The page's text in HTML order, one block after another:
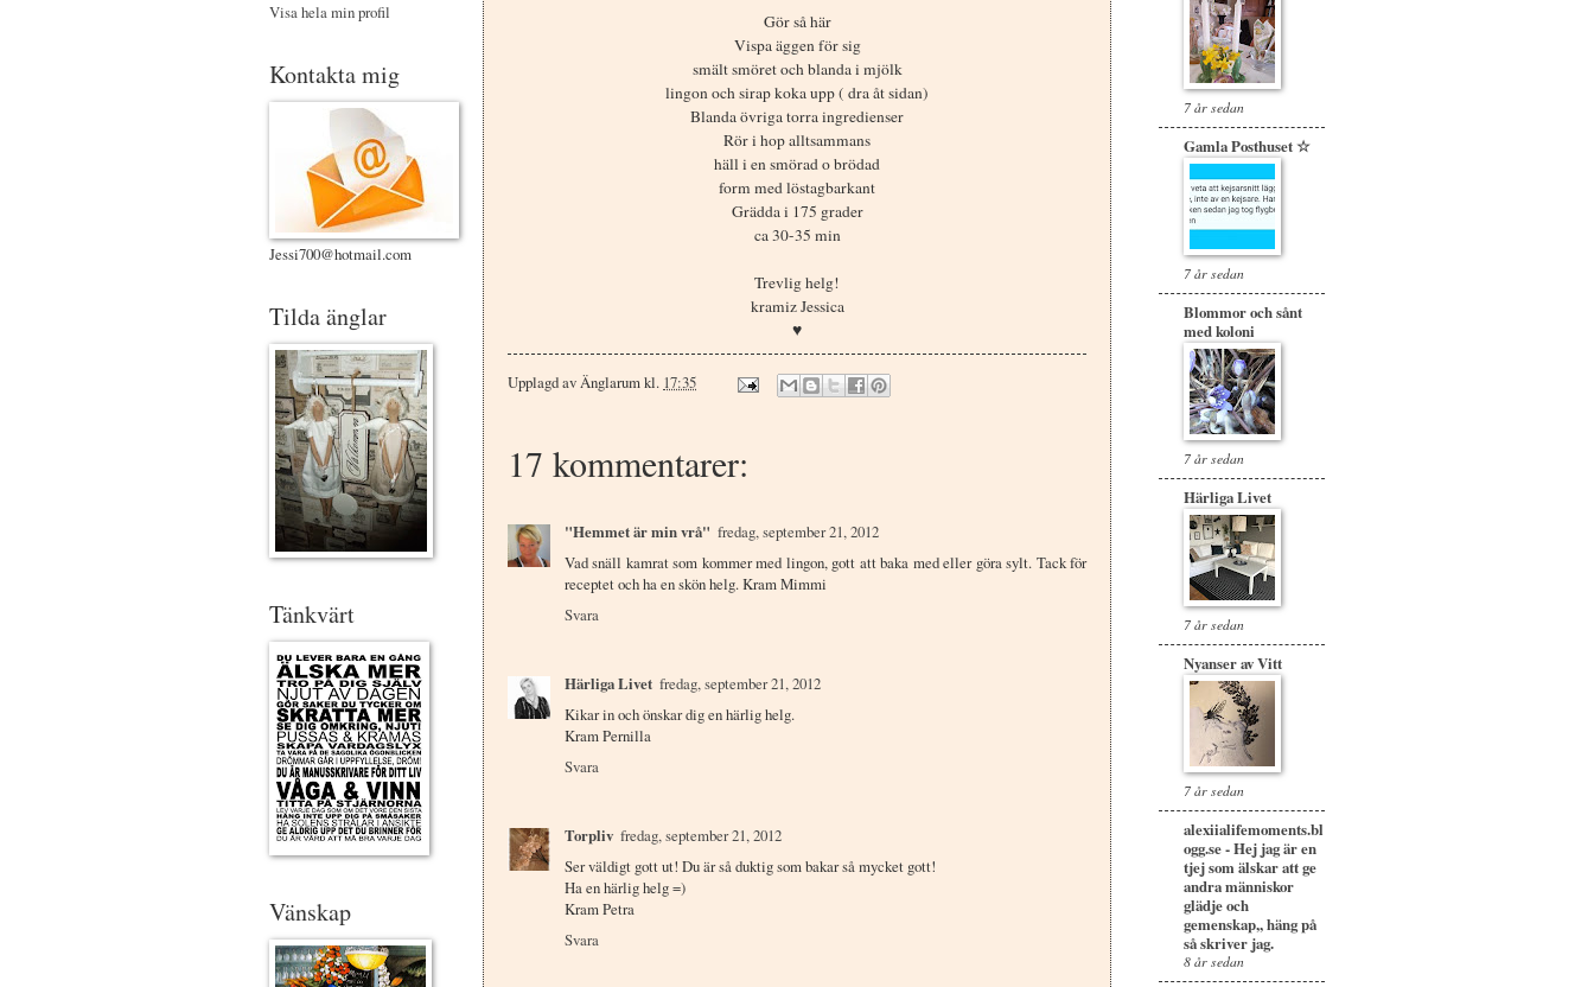
Gör så här
Vispa äggen för sig
smält smöret och blanda i mjölk
lingon och sirap koka upp ( dra åt sidan)
Blanda övriga torra ingredienser
Rör i hop alltsammans
häll i en smörad o brödad
form med löstagbarkant
Grädda i 175 grader
ca 30-35 min
Trevlig helg!
kramiz Jessica
♥
Upplagd avÄnglarumkl. 17:35
17 kommentarer:
"Hemmet är min vrå" fredag, september 21, 2012
Vad snäll kamrat som kommer med lingon, gott att baka med eller göra sylt. Tack för
receptet och ha en skön helg. Kram Mimmi
Svara
Härliga Livet fredag, september 21, 2012
Kikar in och önskar dig en härlig helg.
Kram Pernilla
Svara
Torpliv fredag, september 21, 2012
Ser väldigt gott ut! Du är så duktig som bakar så mycket gott!
Ha en härlig helg =)
Kram Petra
Svara
Visa hela min profil
Kontakta mig
Jessi700@hotmail.com
Tilda änglar
Tänkvärt
Vänskap
7 år sedan
Gamla Posthuset ☆
7 år sedan
Blommor och sånt
med koloni
7 år sedan
Härliga Livet
7 år sedan
Nyanser av Vitt
7 år sedan
alexiialifemoments.bl
ogg.se - Hej jag är en
tjej som älskar att ge
andra människor
glädje och
gemenskap,, häng på
så skriver jag.
8 år sedan